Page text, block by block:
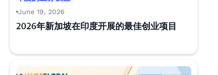
June 19, 2026
2026年新加坡在印度开展的最佳创业项目